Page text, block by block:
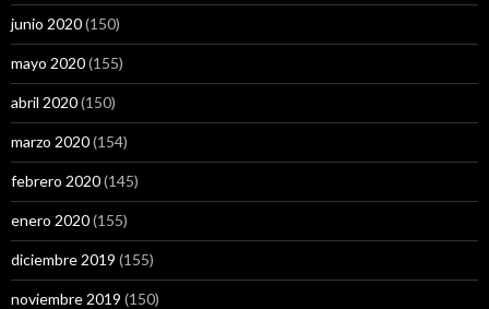
junio 2020(150)
mayo 2020(155)
abril 2020(150)
marzo 2020(154)
febrero 2020(145)
enero 2020(155)
diciembre 2019 (155)
noviembre 2019 (150)